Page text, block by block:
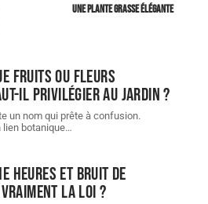
une plante grasse élégante
fruits ou fleurs
il privilégier au jardin ?
un nom qui prête à confusion.
lien botanique…
heures et bruit de
la loi ?